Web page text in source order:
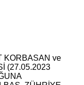
KORBASAN ve
(27.05.2023